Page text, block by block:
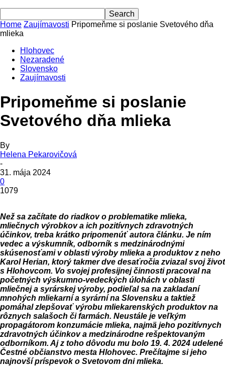
Home Zaujímavosti Pripomeňme si poslanie Svetového dňa
mlieka
Hlohovec
Nezaradené
Slovensko
Zaujímavosti
Pripomeňme si poslanie
Svetového dňa mlieka
By
Helena Pekarovičová
-
31. mája 2024
0
1079
Než sa začítate do riadkov o problematike mlieka,
mliečnych výrobkov a ich pozitívnych zdravotných
účinkov, treba krátko pripomenúť autora článku. Je ním
vedec a výskumník, odborník s medzinárodnými
skúsenosťami v oblasti výroby mlieka a produktov z neho
Karol Herian, ktorý takmer dve desaťročia zviazal svoj život
s Hlohovcom. Vo svojej profesijnej činnosti pracoval na
početných výskumno-vedeckých úlohách v oblasti
mliečnej a syrárskej výroby, podieľal sa na zakladaní
mnohých mliekarní a syrární na Slovensku a taktiež
pomáhal zlepšovať výrobu mliekarenských produktov na
rôznych salašoch či farmách. Neustále je veľkým
propagátorom konzumácie mlieka, najmä jeho pozitívnych
zdravotných účinkov a medzinárodne rešpektovaným
odborníkom. Aj z toho dôvodu mu bolo 19. 4. 2024 udelené
Čestné občianstvo mesta Hlohovec. Prečítajme si jeho
najnovší príspevok o Svetovom dni mlieka.